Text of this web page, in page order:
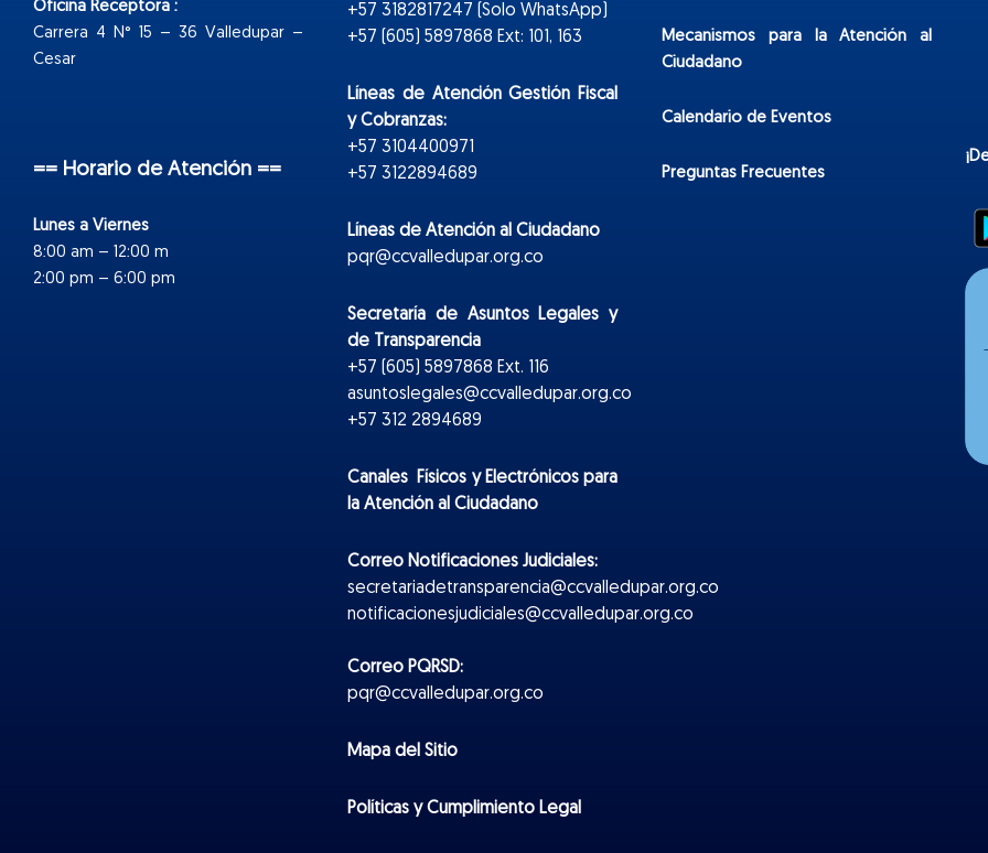
Oficina Receptora :
Carrera 4 N° 15 – 36 Valledupar –
Cesar
== Horario de Atención ==
Lunes a Viernes
8:00 am – 12:00 m
2:00 pm – 6:00 pm
+57 3182817247 (Solo WhatsApp)
+57 (605) 5897868 Ext: 101, 163
Líneas de Atención Gestión Fiscal
y Cobranzas:
+57 3104400971
+57 3122894689
Líneas de Atención al Ciudadano
pqr@ccvalledupar.org.co
Secretaría de Asuntos Legales y
de Transparencia
+57 (605) 5897868 Ext. 116
asuntoslegales@ccvalledupar.org.co
+57 312 2894689
Canales Físicos yElectrónicospara
la Atención al Ciudadano
Correo Notificaciones Judiciales:
secretariadetransparencia@ccvalledupar.org.co
notificacionesjudiciales@ccvalledupar.org.co
Correo PQRSD:
pqr@ccvalledupar.org.co
Mapa del Sitio
Políticas y Cumplimiento Legal
Mecanismos para la Atención al
Ciudadano
Calendario de Eventos
Preguntas Frecuentes